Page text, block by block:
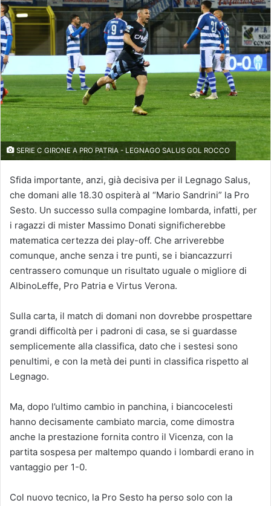
SERIE C GIRONE A PRO PATRIA - LEGNAGO SALUS GOL ROCCO
Sfida importante, anzi, già decisiva per il Legnago Salus,
che domani alle 18.30 ospiterà al “Mario Sandrini” la Pro
Sesto. Un successo sulla compagine lombarda, infatti, per
i ragazzi di mister Massimo Donati significherebbe
matematica certezza dei play-off. Che arriverebbe
comunque, anche senza i tre punti, se i biancazzurri
centrassero comunque un risultato uguale o migliore di
AlbinoLeffe, Pro Patria e Virtus Verona.
Sulla carta, il match di domani non dovrebbe prospettare
grandi difficoltà per i padroni di casa, se si guardasse
semplicemente alla classifica, dato che i sestesi sono
penultimi, e con la metà dei punti in classifica rispetto al
Legnago.
Ma, dopo l’ultimo cambio in panchina, i biancocelesti
hanno decisamente cambiato marcia, come dimostra
anche la prestazione fornita contro il Vicenza, con la
partita sospesa per maltempo quando i lombardi erano in
vantaggio per 1-0.
Col nuovo tecnico, la Pro Sesto ha perso solo con la